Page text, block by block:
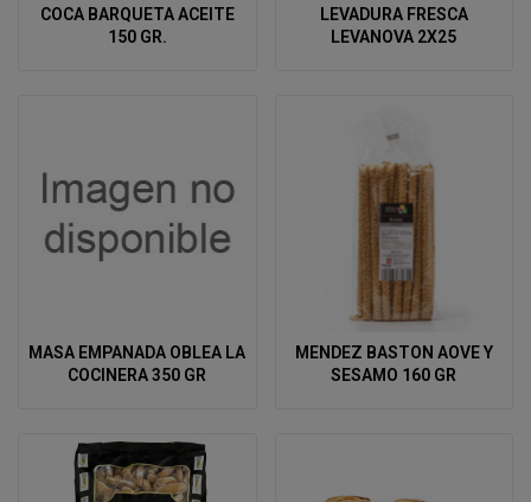
COCA BARQUETA ACEITE
150 GR.
LEVADURA FRESCA
LEVANOVA 2X25
MASA EMPANADA OBLEA LA
COCINERA 350 GR
MENDEZ BASTON AOVE Y
SESAMO 160 GR